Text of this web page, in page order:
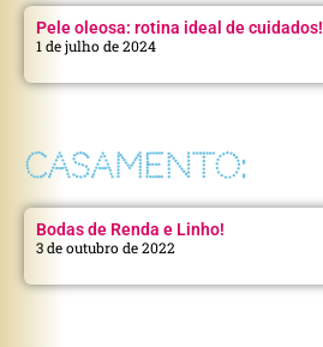
Pele oleosa: rotina ideal de cuidados!
1 de julho de 2024
CASAMENTO:
Bodas de Renda e Linho!
3 de outubro de 2022